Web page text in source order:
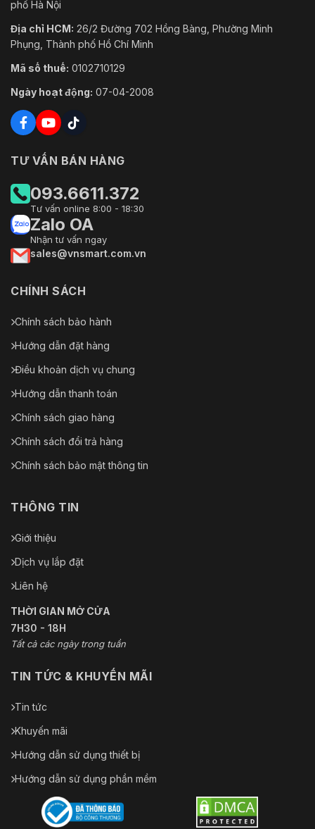
phố Hà Nội
Địa chỉ HCM: 26/2 Đường 702 Hồng Bàng, Phường Minh
Phụng, Thành phố Hồ Chí Minh
Mã số thuế: 0102710129
Ngày hoạt động: 07-04-2008
TƯ VẤN BÁN HÀNG
093.6611.372
Tư vấn online 8:00 - 18:30
Zalo OA
Nhận tư vấn ngay
sales@vnsmart.com.vn
CHÍNH SÁCH
Chính sách bảo hành
Hướng dẫn đặt hàng
Điều khoản dịch vụ chung
Hướng dẫn thanh toán
Chính sách giao hàng
Chính sách đổi trả hàng
Chính sách bảo mật thông tin
THÔNG TIN
Giới thiệu
Dịch vụ lắp đặt
Liên hệ
THỜI GIAN MỞ CỬA
7H30 - 18H
Tất cả các ngày trong tuần
TIN TỨC & KHUYẾN MÃI
Tin tức
Khuyến mãi
Hướng dẫn sử dụng thiết bị
Hướng dẫn sử dụng phần mềm